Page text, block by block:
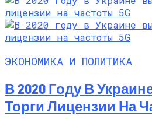
ЭКОНОМИКА И ПОЛИТИКА
В 2020 Году В
Торги Лицензии На